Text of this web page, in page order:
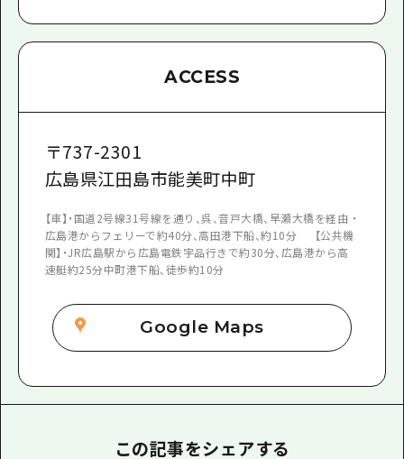
ACCESS
〒737-2301
広島県江田島市能美町中町
【車】・国道2号線31号線を通り、呉、音戸大橋、早瀬大橋を経由 ・
広島港からフェリーで約40分、高田港下船、約10分 【公共機
関】・JR広島駅から広島電鉄宇品行きで約30分、広島港から高
速艇約25分中町港下船、徒歩約10分
Google Maps
この記事をシェアする